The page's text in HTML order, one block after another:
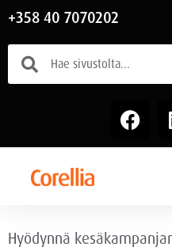
+358 40 7070202
Hyödynnä